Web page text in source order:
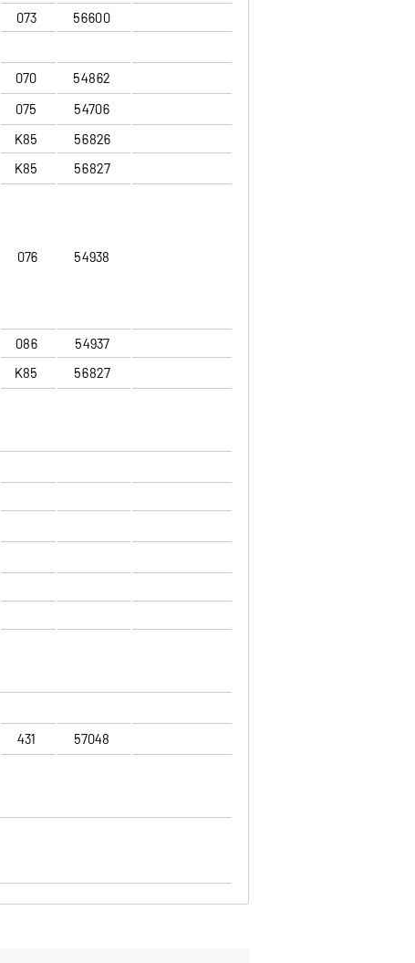
073 56600
070
54862
075
54706
K85
56826
K85 56827
076 54938
086
54937
K85 56827
431 57048